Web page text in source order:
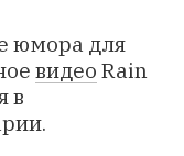
юмора для
видео Rain
в